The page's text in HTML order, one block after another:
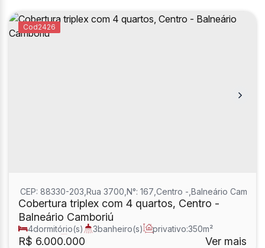
2426
Cobertura triplex com 4 quartos, Centro -
Balneário Camboriú
R$ 6.000.000
CEP: 88330-203 Rua 3700 N°: 167 Centro Balneário
4dormitório(s) 3banheiro(s) privativo:350m²
1sala(s) 2suíte(s) Ver mais